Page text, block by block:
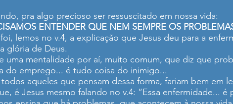
pra algo precioso ser ressuscitado em nossa vida:
ENTENDER QUE NEM SEMPRE OS
foi, lemos no v.4, a explicação que Jesus deu para a
glória de Deus.
uma mentalidade por aí, muito comum, que diz que
do emprego... é tudo coisa do inimigo...
todos aqueles que pensam dessa forma, fariam bem em
é Jesus mesmo falando no v.4: “Essa enfermidade... é